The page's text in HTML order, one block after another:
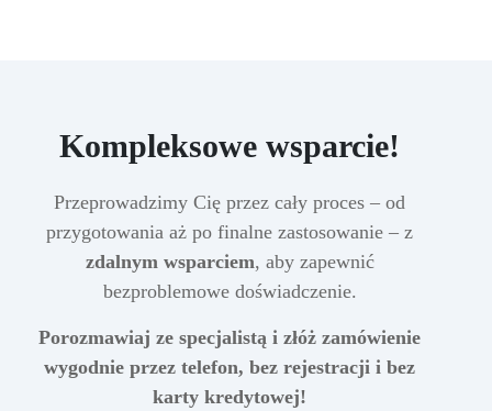
Kompleksowe wsparcie!
Przeprowadzimy Cię przez cały proces – od
przygotowania aż po finalne zastosowanie – z
zdalnym wsparciem, aby zapewnić
bezproblemowe doświadczenie.
Porozmawiaj ze specjalistą i złóż zamówienie
wygodnie przez telefon, bez rejestracji i bez
karty kredytowej!